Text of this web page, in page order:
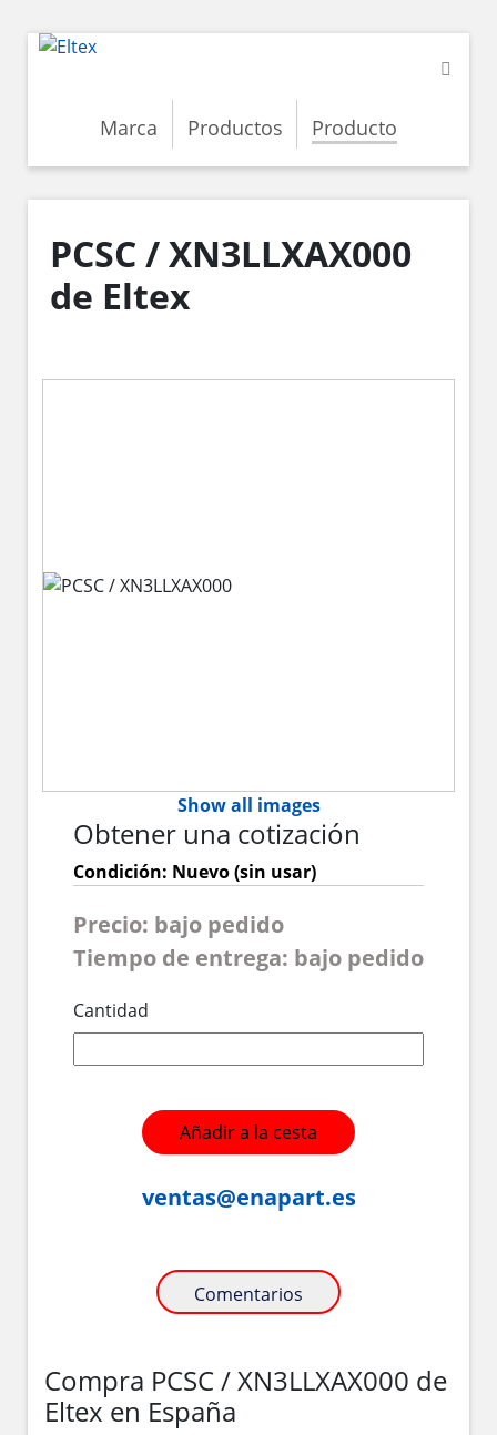
Marca Productos Producto
PCSC / XN3LLXAX000
de Eltex
Show all images
Obtener una cotización
Condición: Nuevo (sin usar)
Precio: bajo pedido
Tiempo de entrega: bajo pedido
Cantidad
Añadir a la cesta
ventas@enapart.es
Comentarios
Compra PCSC / XN3LLXAX000 de
Eltex en España